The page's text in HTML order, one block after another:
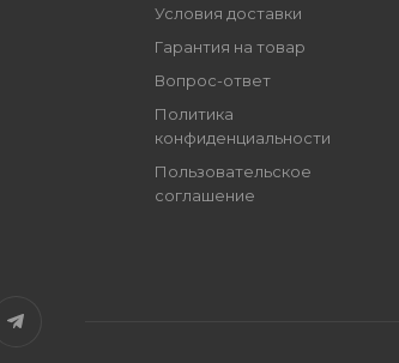
Условия доставки
Гарантия на товар
Вопрос-ответ
Политика
конфиденциальности
Пользовательское
соглашение